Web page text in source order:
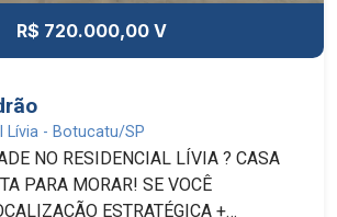
R$ 720.000,00 V
Lívia - Botucatu/SP
NO RESIDENCIAL LÍVIA ? CASA
MORAR! SE VOCÊ
ESTRATÉGICA +